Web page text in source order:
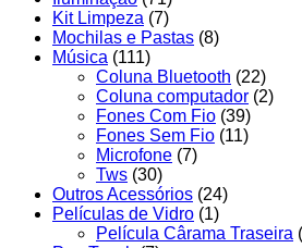
Kit Limpeza (7)
Mochilas e Pastas (8)
Música (111)
Coluna Bluetooth (22)
Coluna computador (2)
Fones Com Fio (39)
Fones Sem Fio (11)
Microfone (7)
Tws (30)
Outros Acessórios (24)
Películas de Vidro (1)
Película Cârama Traseira